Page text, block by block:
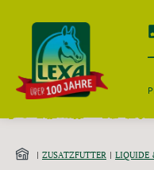
Hauptinhalt springen
Zur Suche springen
Zur Hauptnavigation
ZUSATZFUTTER LIQUIDE